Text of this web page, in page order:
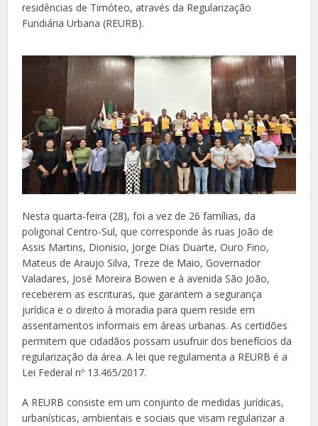
residências de Timóteo, através da Regularização
Fundiária Urbana (REURB).
Nesta quarta-feira (28), foi a vez de 26 famílias, da
poligonal Centro-Sul, que corresponde às ruas João de
Assis Martins, Dionisio, Jorge Dias Duarte, Ouro Fino,
Mateus de Araujo Silva, Treze de Maio, Governador
Valadares, José Moreira Bowen e à avenida São João,
receberem as escrituras, que garantem a segurança
jurídica e o direito à moradia para quem reside em
assentamentos informais em áreas urbanas. As certidões
permitem que cidadãos possam usufruir dos benefícios da
regularização da área. A lei que regulamenta a REURB é a
Lei Federal nº 13.465/2017.
A REURB consiste em um conjunto de medidas jurídicas,
urbanísticas, ambientais e sociais que visam regularizar a